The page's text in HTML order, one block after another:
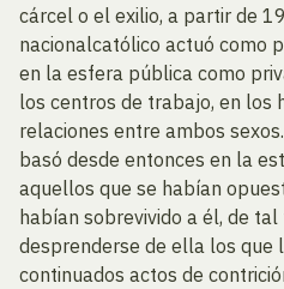
cárcel o el exilio, a partir de
nacionalcatólico actuó como
en la esfera pública como
los centros de trabajo, en los
relaciones entre ambos
basó desde entonces en la
aquellos que se habían
habían sobrevivido a él, de
desprenderse de ella los que
continuados actos de